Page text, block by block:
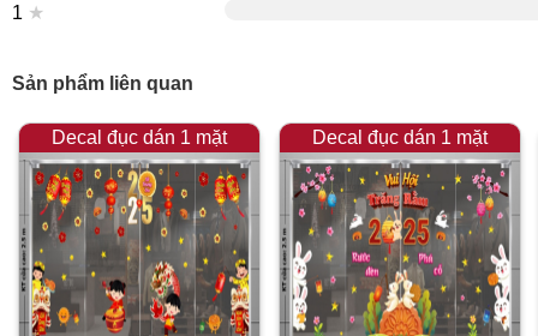
1 ★
Sản phẩm liên quan
Decal đục dán 1 mặt Decal đục dán 1 mặt